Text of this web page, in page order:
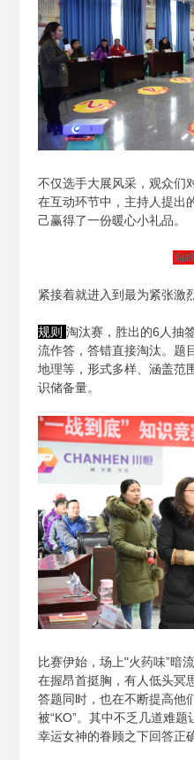
不仅选手大展风采，观众们
在互动环节中，主持人提出
己赢得了一份暖心小礼品。
巅
紧接着就进入到最为紧张激
规则 淘汰赛，胜出的6人抽
流作答，答错直接淘汰。题
地理等，形式多样、涵盖范
识储备量。
比赛伊始，场上"火药味”暗
在握昂首挺胸，有人低头冥
答题同时，也在不断提高他
被“KO”。其中不乏几道难
幸运女神的眷顾之下回答正